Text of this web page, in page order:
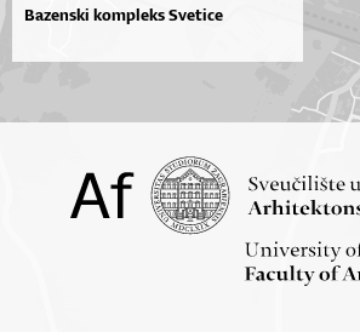
Bazenski kompleks Svetice